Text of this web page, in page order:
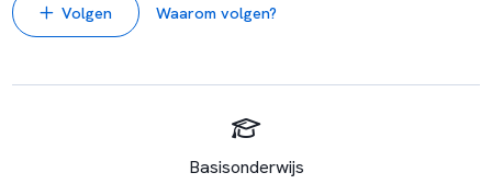
Volgen Waarom volgen?
Basisonderwijs